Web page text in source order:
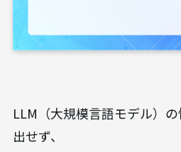
LLM（大規模言語モデル）
出せず、